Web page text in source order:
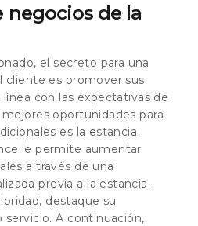
negocios de la
el secreto para una
cliente es promover sus
con las expectativas de
oportunidades para
es la estancia
le permite aumentar
a través de una
previa a la estancia.
destaque su
servicio. A continuación,